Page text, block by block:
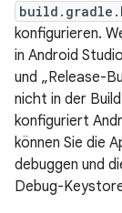
konfigurieren.
in Android
und „Release-
nicht in der
konfiguriert
können Sie die
debuggen und
Debug-